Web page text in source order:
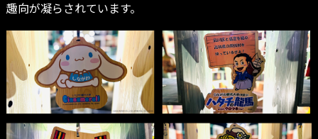
趣向が凝らされています。